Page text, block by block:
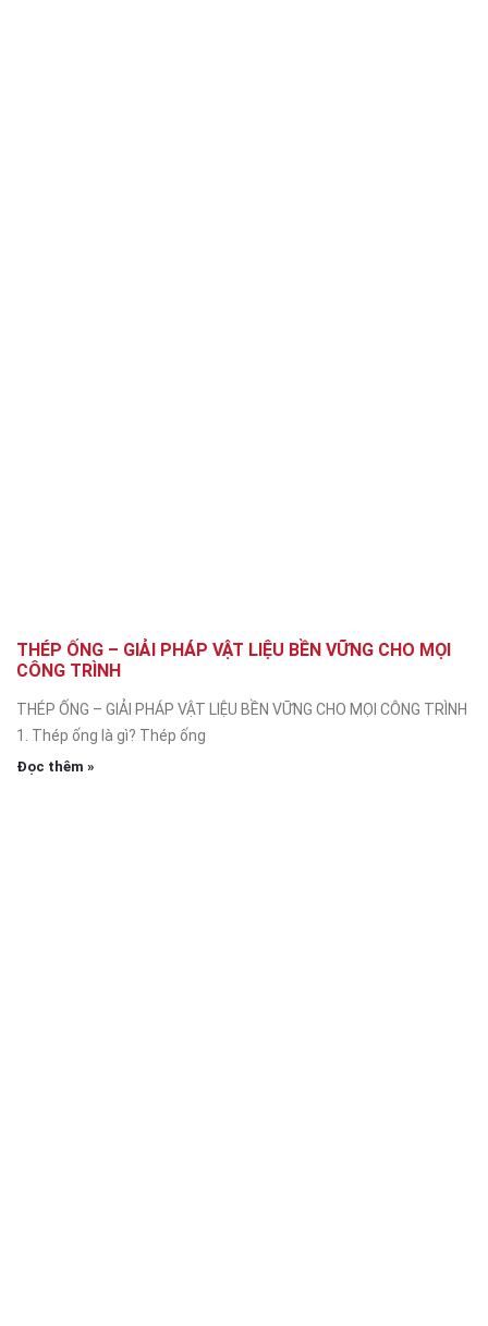
THÉP ỐNG – GIẢI PHÁP VẬT LIỆU BỀN VỮNG CHO MỌI
CÔNG TRÌNH
THÉP ỐNG – GIẢI PHÁP VẬT LIỆU BỀN VỮNG CHO MỌI CÔNG TRÌNH
1. Thép ống là gì? Thép ống
Đọc thêm »